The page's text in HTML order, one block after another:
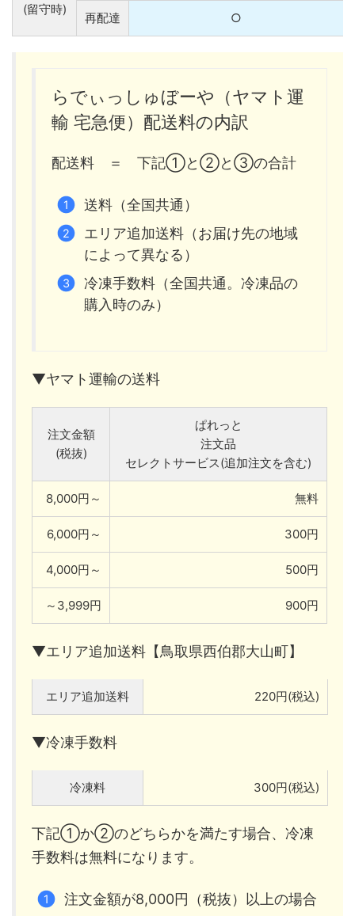
(留守時)
再配達 ○
らでぃっしゅぼーや（ヤマト運
輸 宅急便）配送料の内訳
配送料 ＝ 下記①と②と③の合計
送料（全国共通）
エリア追加送料（お届け先の地域
によって異なる）
冷凍手数料（全国共通。冷凍品の
購入時のみ）
▼ヤマト運輸の送料
注文金額
(税抜)
ぱれっと
注文品
セレクトサービス(追加注文を含む)
8,000円～ 無料
6,000円～ 300円
4,000円～ 500円
～3,999円 900円
▼エリア追加送料【鳥取県西伯郡大山町】
エリア追加送料 220円(税込)
▼冷凍手数料
冷凍料 300円(税込)
下記①か②のどちらかを満たす場合、冷凍
手数料は無料になります。
注文金額が8,000円（税抜）以上の場合